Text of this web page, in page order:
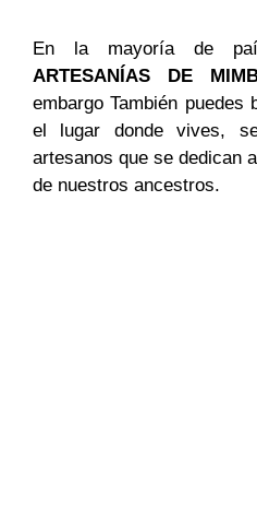
En la mayoría de
ARTESANÍAS DE
embargo También
el lugar donde vives,
artesanos que se dedican
de nuestros ancestros.